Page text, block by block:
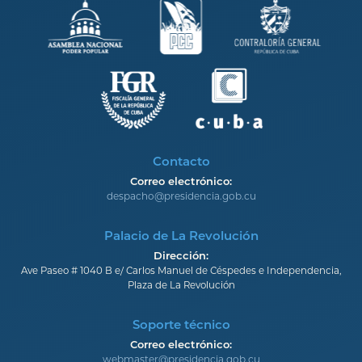
Contacto
Correo electrónico:
despacho@presidencia.gob.cu
Palacio de La Revolución
Dirección:
Ave Paseo # 1040 B e/ Carlos Manuel de Céspedes e Independencia,
Plaza de La Revolución
Soporte técnico
Correo electrónico:
webmaster@presidencia.gob.cu